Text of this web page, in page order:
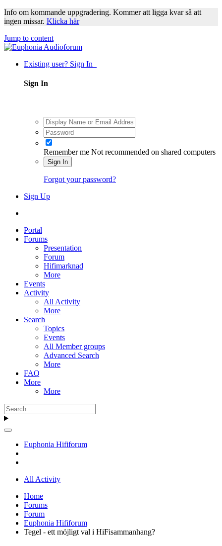
Info om kommande uppgradering. Kommer att ligga kvar så att
ingen missar. Klicka här
Jump to content
Existing user? Sign In
Sign In
Remember me Not recommended on shared computers
Sign In
Forgot your password?
Sign Up
Portal
Forums
Presentation
Forum
Hifimarknad
More
Events
Activity
All Activity
More
Search
Topics
Events
All Member groups
Advanced Search
More
FAQ
More
More
Euphonia Hififorum
All Activity
Home
Forums
Forum
Euphonia Hififorum
Tegel - ett möjligt val i HiFisammanhang?